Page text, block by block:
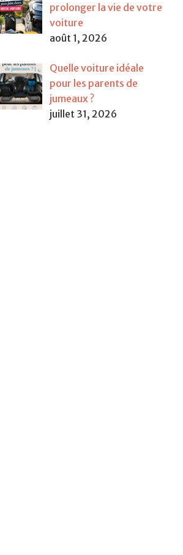
prolonger la vie de votre
voiture
août 1, 2026
Quelle voiture idéale
pour les parents de
jumeaux ?
juillet 31, 2026